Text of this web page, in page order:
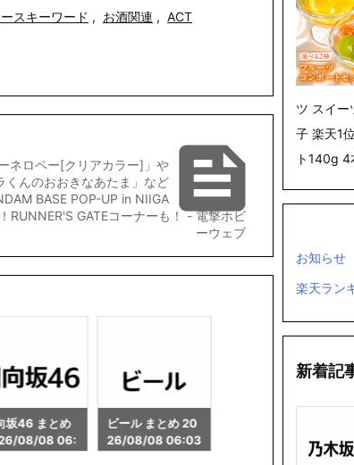
スキーワード , お酒関連 , ACT

ーネロペー[クリアカラー]」や
くんのおおきなあたま」など
BASE POP-UP in NIIGA
RUNNER'S GATEコーナーも！ - 電撃ホビ
ーウェブ
ル まとめ 20
08 06:03
カレー まとめ 20
26/08/08 06:01
026/08/08 06:0
ツ スイー
子 楽天1
ト140g
お知らせ
楽天ラン
新着記